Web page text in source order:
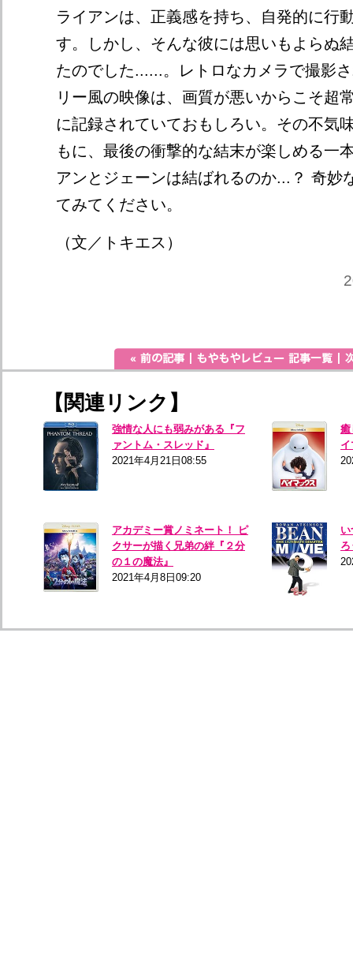
ライアンは、正義感を持ち、自発的に行
す。しかし、そんな彼には思いもよらぬ
たのでした......。レトロなカメラで撮影
リー風の映像は、画質が悪いからこそ超
に記録されていておもしろい。その不気
もに、最後の衝撃的な結末が楽しめる一
アンとジェーンは結ばれるのか...？ 奇妙
てみてください。
（文／トキエス）
【関連リンク】
強情な人にも弱みがある『フ
ァントム・スレッド』
2021年4月21日08:55
癒
アカデミー賞ノミネート！ ピ
クサーが描く兄弟の絆『２分
の１の魔法』
2021年4月8日09:20